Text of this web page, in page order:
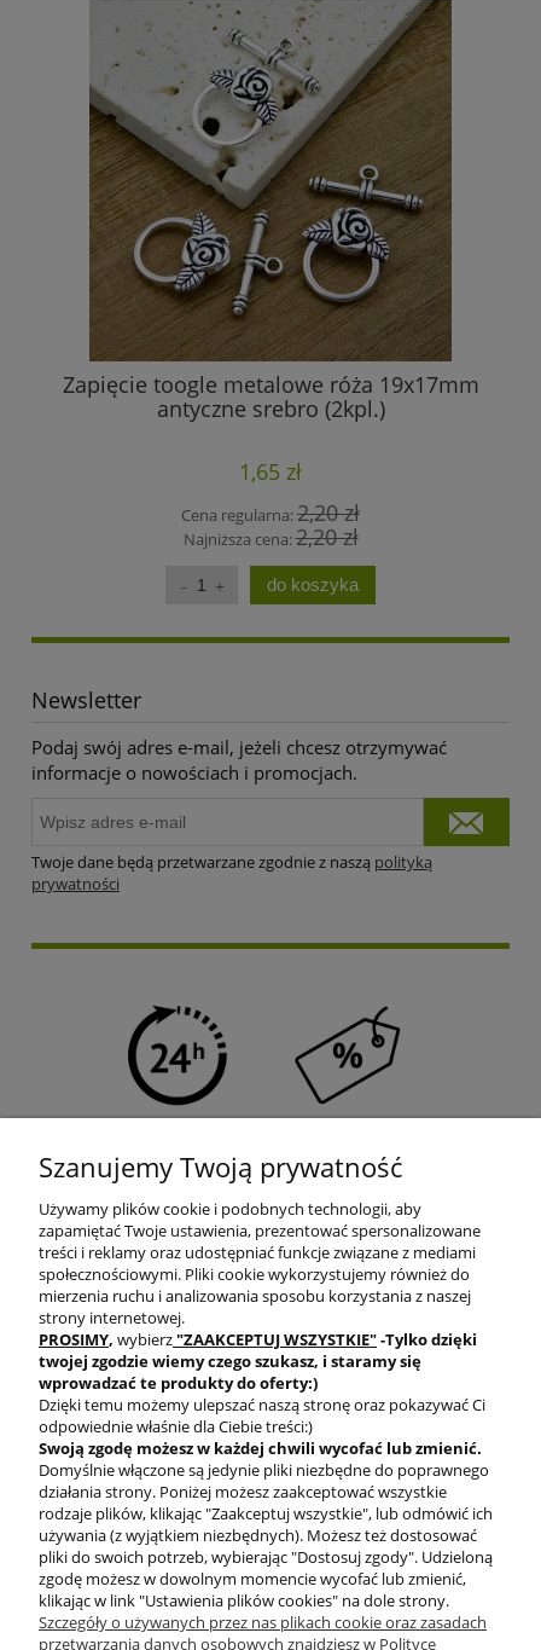
Zapięcie toogle metalowe róża 19x17mm
antyczne srebro (2kpl.)
1,65 zł
Cena regularna:2,20 zł
Najniższa cena:2,20 zł
do koszyka
Newsletter
Podaj swój adres e-mail, jeżeli chcesz otrzymywać
informacje o nowościach i promocjach.
Twoje dane będą przetwarzane zgodnie z naszą polityką
prywatności
DARMOWA DOSTAWA PRODUKTY OD RĘKI
BEZPIECZNE
PŁATNOŚCI
Szanujemy Twoją prywatność
Używamy plików cookie i podobnych technologii, aby
zapamiętać Twoje ustawienia, prezentować spersonalizowane
treści i reklamy oraz udostępniać funkcje związane z mediami
społecznościowymi. Pliki cookie wykorzystujemy również do
mierzenia ruchu i analizowania sposobu korzystania z naszej
strony internetowej.
PROSIMY, wybierz"ZAAKCEPTUJ WSZYSTKIE"-Tylko dzięki
twojej zgodziewiemy czego szukasz, i staramy się
wprowadzać te produkty do oferty:)
Dzięki temu możemy ulepszać naszą stronę oraz pokazywać Ci
odpowiednie właśnie dla Ciebie treści:)
Swoją zgodę możesz w każdej chwili wycofać lub zmienić.
Domyślnie włączone są jedynie pliki niezbędne do poprawnego
działania strony. Poniżej możesz zaakceptować wszystkie
rodzaje plików, klikając "Zaakceptuj wszystkie", lub odmówić ich
używania (z wyjątkiem niezbędnych). Możesz też dostosować
pliki do swoich potrzeb, wybierając "Dostosuj zgody". Udzieloną
zgodę możesz w dowolnym momencie wycofać lub zmienić,
klikając w link "Ustawienia plików cookies" na dole strony.
Szczegóły o używanych przez nas plikach cookie oraz zasadach
przetwarzania danych osobowych znajdziesz w Polityce